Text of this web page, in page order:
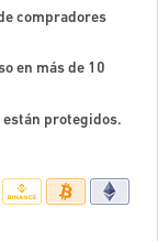
compradores
en más de 10
están protegidos.